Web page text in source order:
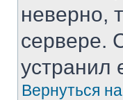
неверно,
сервере.
устранил
Вернуться